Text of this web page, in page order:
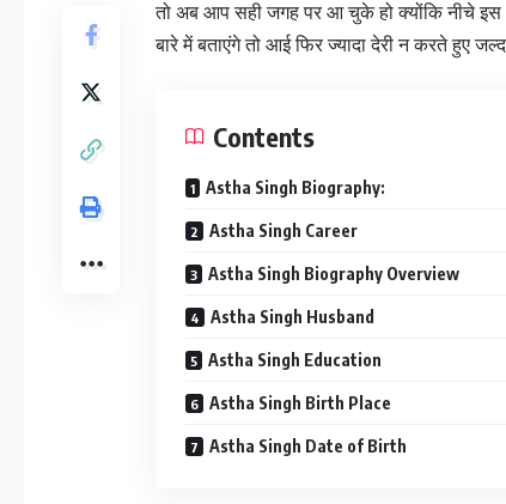
तो अब आप सही जगह पर आ चुके हो क्योंकि नीचे
बारे में बताएंगे तो आई फिर ज्यादा देरी न करते हुए
Contents
Astha Singh Biography:
Astha Singh Career
Astha Singh Biography Overview
Astha Singh Husband
Astha Singh Education
Astha Singh Birth Place
Astha Singh Date of Birth